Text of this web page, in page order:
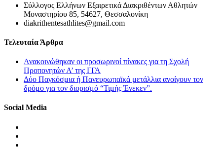
Σύλλογος Ελλήνων Εξαιρετικά Διακριθέντων Αθλητών
Μοναστηρίου 85, 54627, Θεσσαλονίκη
diakrithentesathlites@gmail.com
Τελευταία Άρθρα
Ανακοινώθηκαν οι προσωρινοί πίνακες για τη Σχολή
Προπονητών Α’ της ΓΓΑ
Δύο Παγκόσμια ή Πανευρωπαϊκά μετάλλια ανοίγουν τον
δρόμο για τον διορισμό “Τιμής Ένεκεν”.
Social Media